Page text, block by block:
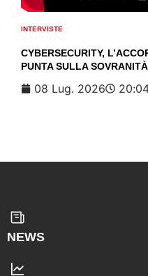
INTERVISTE
CYBERSECURITY,
PUNTA SULLA
08 Lug. 2026
NEWS